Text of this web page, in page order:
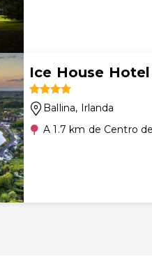
Ice House Hotel
Ballina, Irlanda
A 1.7 km de Centro